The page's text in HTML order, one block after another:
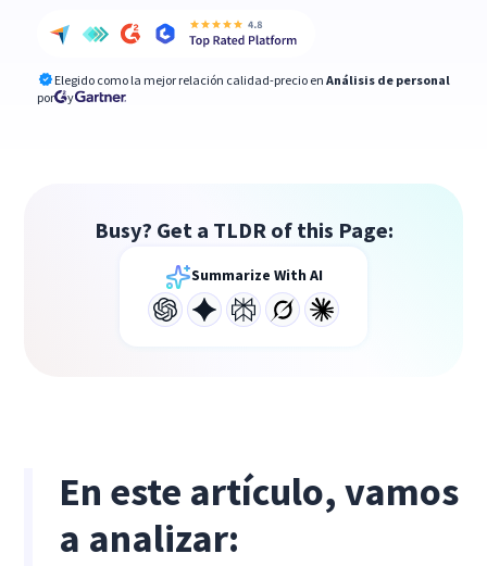
Elegido como la mejor relación calidad-precio en Análisis de personal
por
y
Busy? Get a TLDR of this Page:
Summarize With AI
En este artículo, vamos
a analizar: